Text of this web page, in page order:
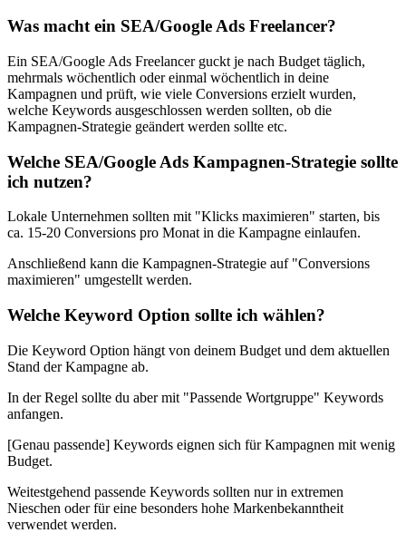
Was macht ein SEA/Google Ads Freelancer?
Ein SEA/Google Ads Freelancer guckt je nach Budget täglich,
mehrmals wöchentlich oder einmal wöchentlich in deine
Kampagnen und prüft, wie viele Conversions erzielt wurden,
welche Keywords ausgeschlossen werden sollten, ob die
Kampagnen-Strategie geändert werden sollte etc.
Welche SEA/Google Ads Kampagnen-Strategie sollte
ich nutzen?
Lokale Unternehmen sollten mit "Klicks maximieren" starten, bis
ca. 15-20 Conversions pro Monat in die Kampagne einlaufen.
Anschließend kann die Kampagnen-Strategie auf "Conversions
maximieren" umgestellt werden.
Welche Keyword Option sollte ich wählen?
Die Keyword Option hängt von deinem Budget und dem aktuellen
Stand der Kampagne ab.
In der Regel sollte du aber mit "Passende Wortgruppe" Keywords
anfangen.
[Genau passende] Keywords eignen sich für Kampagnen mit wenig
Budget.
Weitestgehend passende Keywords sollten nur in extremen
Nieschen oder für eine besonders hohe Markenbekanntheit
verwendet werden.